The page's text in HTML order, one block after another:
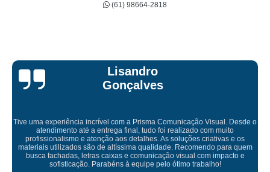
(61) 98664-2818
Bruna Eduarda
Empresa maravilhosa, entregue antes do prazo e a instalação da
ficou perfeita, indico de olhos fechados